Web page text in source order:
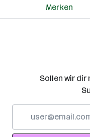
Merken
Sollen wir dir
Adresse